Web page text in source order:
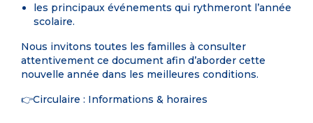
les principaux événements qui rythmeront l’année
scolaire.
Nous invitons toutes les familles à consulter
attentivement ce document afin d’aborder cette
nouvelle année dans les meilleures conditions.
👉Circulaire : Informations & horaires